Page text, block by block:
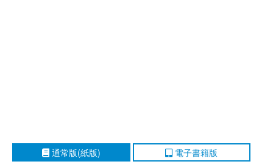
通常版(紙版) 電子書籍版